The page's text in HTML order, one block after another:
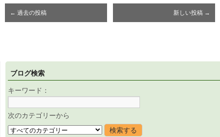
← 過去の投稿 新しい投稿 →
ブログ検索
キーワード：
次のカテゴリーから